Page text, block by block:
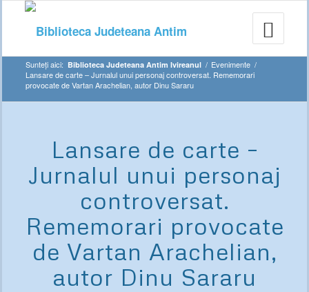
Sunteți aici: Biblioteca Judeteana Antim Ivireanul / Evenimente /
Lansare de carte – Jurnalul unui personaj controversat. Rememorari
provocate de Vartan Arachelian, autor Dinu Sararu
Lansare de carte –
Jurnalul unui personaj
controversat.
Rememorari provocate
de Vartan Arachelian,
autor Dinu Sararu